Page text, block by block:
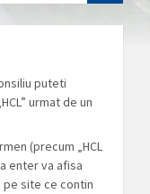
puteti
urmat de un
(precum „HCL
enter va afisa
site ce contin